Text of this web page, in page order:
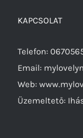
KAPCSOLAT
Telefon:
Email:
Web:
Üzemeltető: